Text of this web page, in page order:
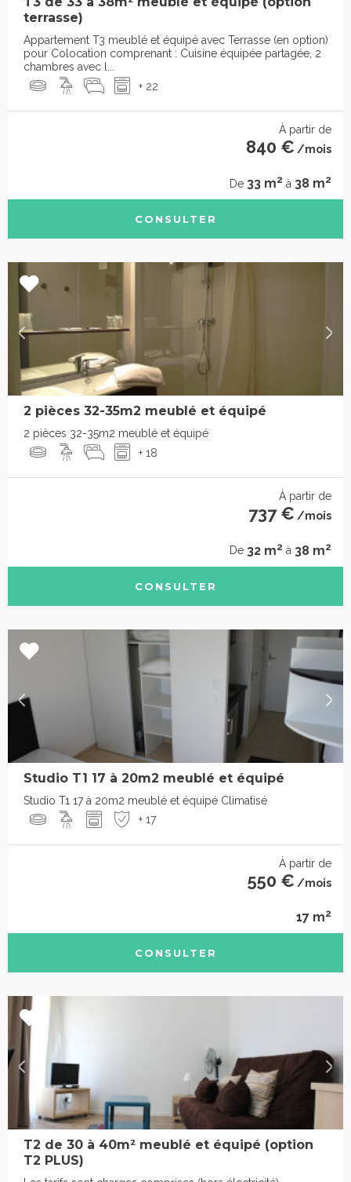
terrasse)
Appartement T3 meublé et équipé avec Terrasse (en option)
pour Colocation comprenant : Cuisine équipée partagée, 2
chambres avec l...
+ 22
À partir de
840 € /mois
De 33 m2 à 38 m2
CONSULTER
2 pièces 32-35m2 meublé et équipé
2 pièces 32-35m2 meublé et équipé
+ 18
À partir de
737 € /mois
De 32 m2 à 38 m2
CONSULTER
Studio T1 17 à 20m2 meublé et équipé
Studio T1 17 à 20m2 meublé et équipé Climatisé
+ 17
À partir de
550 € /mois
17 m2
CONSULTER
T2 de 30 à 40m² meublé et équipé (option
T2 PLUS)